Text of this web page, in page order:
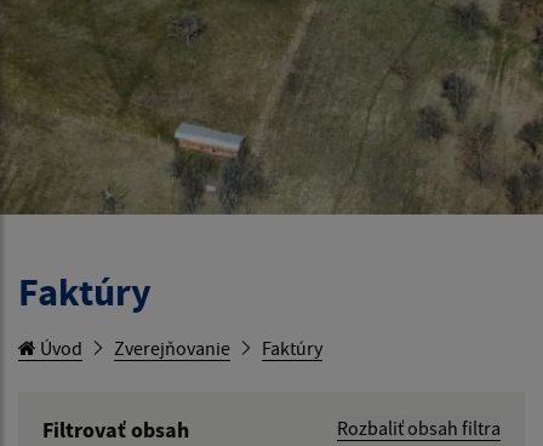
Faktúry
Úvod Zverejňovanie Faktúry
Filtrovať obsah
Rozbaliť obsah filtra